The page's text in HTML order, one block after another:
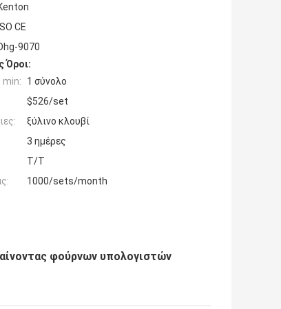
CE
9070
Όροι:
min:
1 σύνολο
$526/set
ξύλινο κλουβί
3 ημέρες
T/T
1000/sets/month
φούρνων υπολογιστών